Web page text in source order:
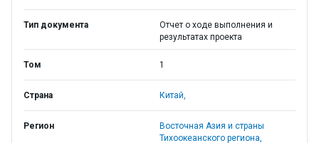
Тип документа
Отчет о ходе выполнения и
результатах проекта
Том 1
Страна Китай,
Регион
Восточная Азия и страны
Тихоокеанского региона,